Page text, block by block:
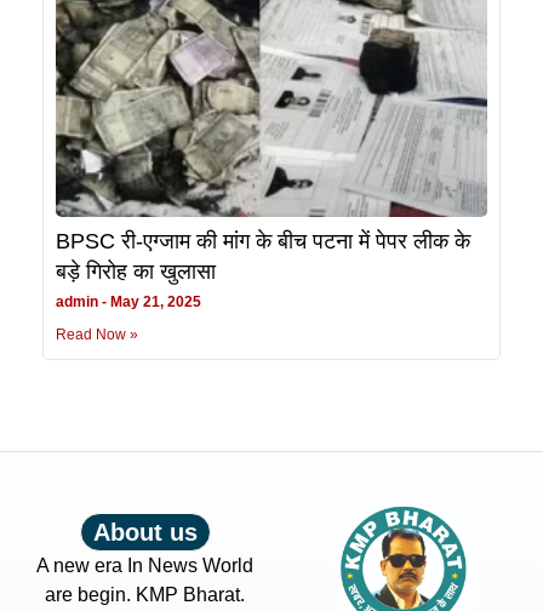
BPSC री-एग्जाम की मांग के बीच पटना में पेपर लीक के
बड़े गिरोह का खुलासा
admin
May 21, 2025
Read Now »
About us
A new era In News World
are begin. KMP Bharat.